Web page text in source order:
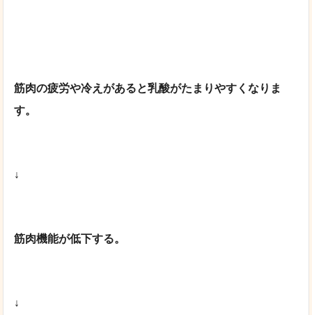
筋肉の疲労や冷えがあると乳酸がたまりやすくなりま
す。
↓
筋肉機能が低下する。
↓